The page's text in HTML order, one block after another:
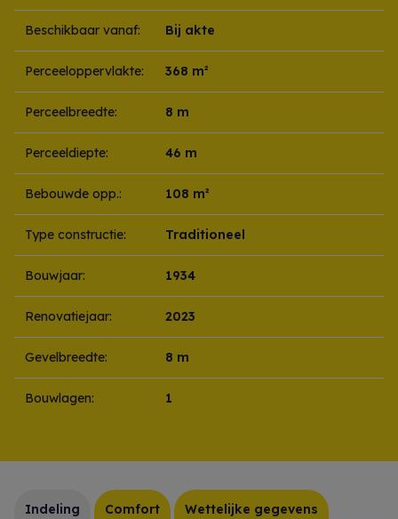
Beschikbaar vanaf: Bij akte
Perceeloppervlakte: 368 m²
Perceelbreedte: 8 m
Perceeldiepte: 46 m
Bebouwde opp.: 108 m²
Type constructie: Traditioneel
Bouwjaar: 1934
Renovatiejaar: 2023
Gevelbreedte: 8 m
Bouwlagen: 1
Indeling Comfort Wettelijke gegevens